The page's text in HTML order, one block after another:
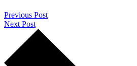
Previous Post
Next Post